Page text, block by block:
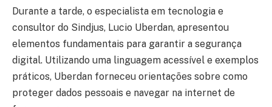
Durante a tarde, o especialista em tecnologia e
consultor do Sindjus, Lucio Uberdan, apresentou
elementos fundamentais para garantir a segurança
digital. Utilizando uma linguagem acessível e exemplos
práticos, Uberdan forneceu orientações sobre como
proteger dados pessoais e navegar na internet de